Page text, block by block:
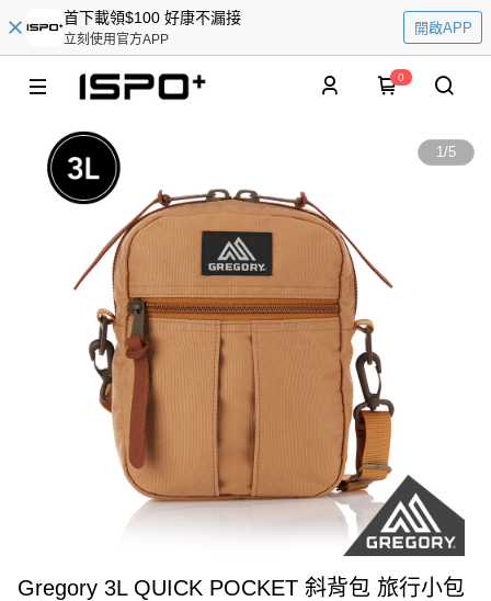
首下載領$100 好康不漏接
立刻使用官方APP
開啟APP
0
1/5
Gregory 3L QUICK POCKET 斜背包 旅行小包